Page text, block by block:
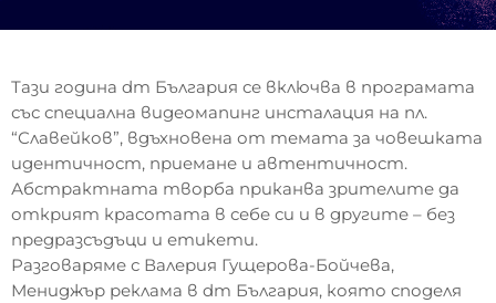
today АПРИЛ 18, 2022
Тази година dm България се включва в програмата
със специална видеомапинг инсталация на пл.
“Славейков”, вдъхновена от темата за човешката
идентичност, приемане и автентичност.
Абстрактната творба приканва зрителите да
открият красотата в себе си и в другите – без
предразсъдъци и етикети.
Разговаряме с Валерия Гущерова-Бойчева,
Мениджър реклама в dm България, която споделя